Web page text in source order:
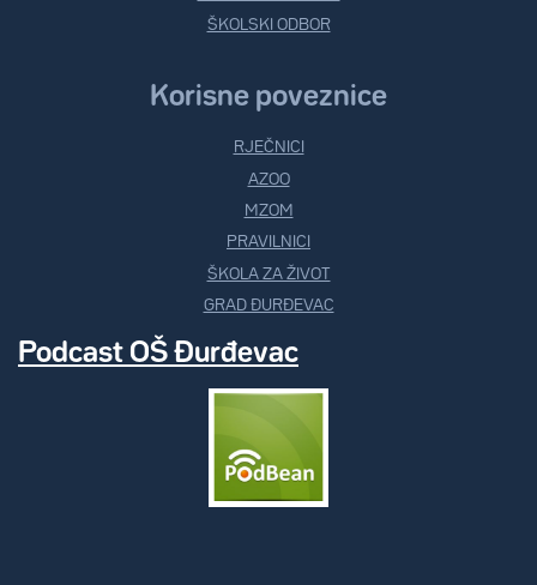
ŠKOLSKI ODBOR
Korisne poveznice
RJEČNICI
AZOO
MZOM
PRAVILNICI
ŠKOLA ZA ŽIVOT
GRAD ĐURĐEVAC
Podcast OŠ Đurđevac